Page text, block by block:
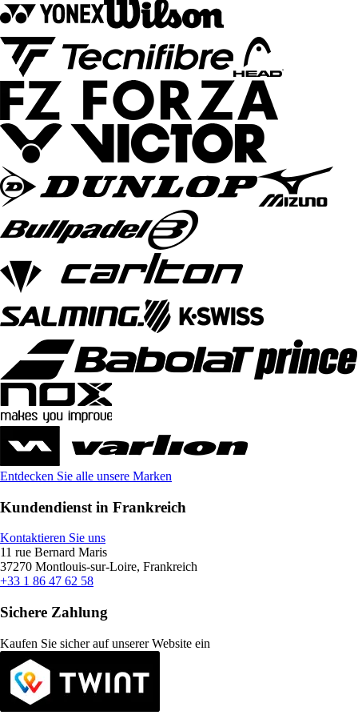
Entdecken Sie alle unsere Marken
Kundendienst in Frankreich
Kontaktieren Sie uns
11 rue Bernard Maris
37270 Montlouis-sur-Loire, Frankreich
+33 1 86 47 62 58
Sichere Zahlung
Kaufen Sie sicher auf unserer Website ein